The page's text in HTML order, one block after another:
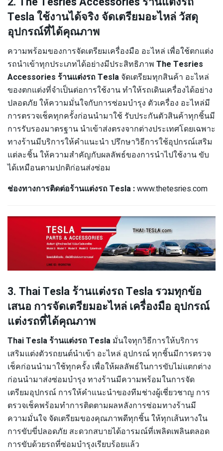
Tesla ใช้งานได้จริง จัดเตรียมอะไหล่ วัสดุ
อุปกรณ์ที่ได้คุณภาพ
ความพร้อมของการจัดเตรียมเครื่องมือ อะไหล่ เพื่อใช้ตกแต่ง
รถนำเข้าทุกประเภทได้อย่างมีประสิทธิภาพ The Tesries
Accessories ร้านแต่งรถ Tesla จัดเตรียมทุกสินค้า อะไหล่
ของตกแต่งที่จำเป็นต่อการใช้งาน ทำให้รถเดินเครื่องได้อย่าง
ปลอดภัย ให้ความมั่นใจกับการซ่อมบำรุง ตัวเครื่อง อะไหล่มี
การตรวจเช็คทุกครั้งก่อนนำมาใช้ รับประกันตัวสินค้าทุกชิ้นมี
การรับรองมาตรฐาน นำเข้าส่งตรงจากต่างประเทศโดยเฉพาะ
ทางร้านมีบริการให้คำแนะนำ ปรึกษาวิธีการใช้อุปกรณ์เสริม
แต่ละชิ้น ให้ความสำคัญกับผลลัพธ์ของการนำไปใช้งาน ขับ
ได้เหมือนตามปกติก่อนส่งซ่อม
ช่องทางการติดต่อร้านแต่งรถ Tesla :www.thetesries.com
3. Thai Tesla ร้านแต่งรถ Tesla รวมทุกข้อ
เสนอ การจัดเตรียมอะไหล่ เครื่องมือ อุปกรณ์
แต่งรถที่ได้คุณภาพ
Thai Tesla ร้านแต่งรถ Tesla มั่นใจทุกวิธีการให้บริการ
เสริมแต่งตัวรถยนต์นำเข้า อะไหล่ อุปกรณ์ ทุกชิ้นมีการตรวจ
เช็คก่อนนำมาใช้ทุกครั้ง เพื่อให้ผลลัพธ์ในการขับไม่แตกต่าง
ก่อนนำมาส่งซ่อมบำรุง ทางร้านมีความพร้อมในการจัด
เตรียมอุปกรณ์ การให้คำแนะนำของทีมช่างผู้เชี่ยวชาญ การ
ตรวจเช็คพร้อมทำการติดตามผลหลังการซ่อมทางร้านมี
ความมั่นใจ จัดเตรียมของคุณภาพดีทุกชิ้น ให้ทุกเส้นทางใน
การขับขี่ปลอดภัย สะดวกสบายได้อารมณ์ที่เพลิดเพลินตลอด
การขับด้วยรถที่ซ่อมบำรุงเรียบร้อยแล้ว